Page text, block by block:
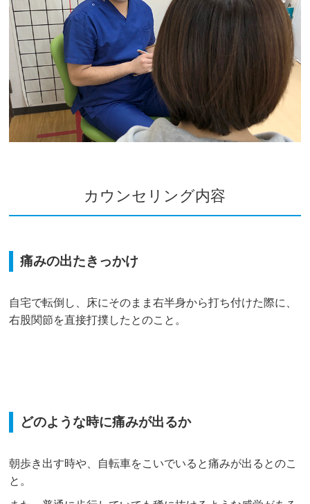
カウンセリング内容
痛みの出たきっかけ
自宅で転倒し、床にそのまま右半身から打ち付けた際に、
右股関節を直接打撲したとのこと。
どのような時に痛みが出るか
朝歩き出す時や、自転車をこいでいると痛みが出るとのこ
と。